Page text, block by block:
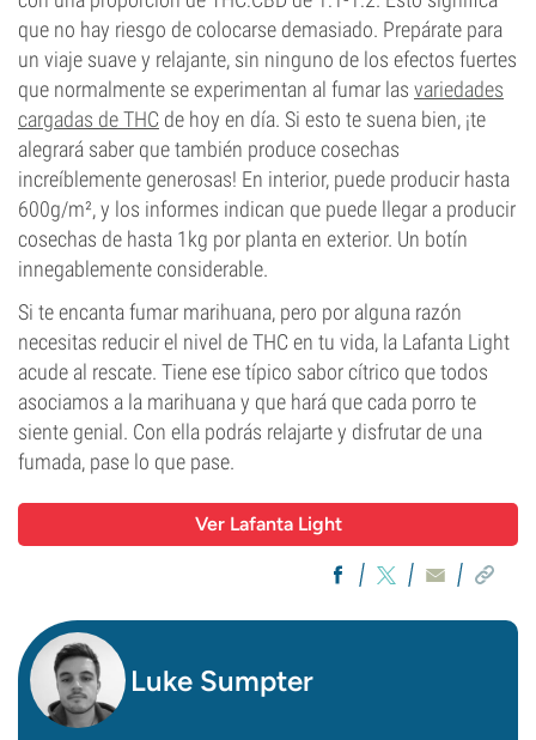
que no hay riesgo de colocarse demasiado. Prepárate para
un viaje suave y relajante, sin ninguno de los efectos fuertes
que normalmente se experimentan al fumar las variedades
cargadas de THC de hoy en día. Si esto te suena bien, ¡te
alegrará saber que también produce cosechas
increíblemente generosas! En interior, puede producir hasta
600g/m², y los informes indican que puede llegar a producir
cosechas de hasta 1kg por planta en exterior. Un botín
innegablemente considerable.
Si te encanta fumar marihuana, pero por alguna razón
necesitas reducir el nivel de THC en tu vida, la Lafanta Light
acude al rescate. Tiene ese típico sabor cítrico que todos
asociamos a la marihuana y que hará que cada porro te
siente genial. Con ella podrás relajarte y disfrutar de una
fumada, pase lo que pase.
Ver Lafanta Light
Luke Sumpter